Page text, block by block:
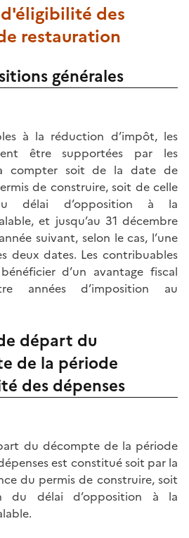
des
restauration
générales
à la réduction d’impôt, les
être supportées par les
compter soit de la date de
de construire, soit de celle
délai d’opposition à la
et jusqu’au 31 décembre
suivant, selon le cas, l’une
deux dates. Les contribuables
d’un avantage fiscal
années d’imposition au
départ du
de la période
des dépenses
du décompte de la période
est constitué soit par la
du permis de construire, soit
du délai d’opposition à la